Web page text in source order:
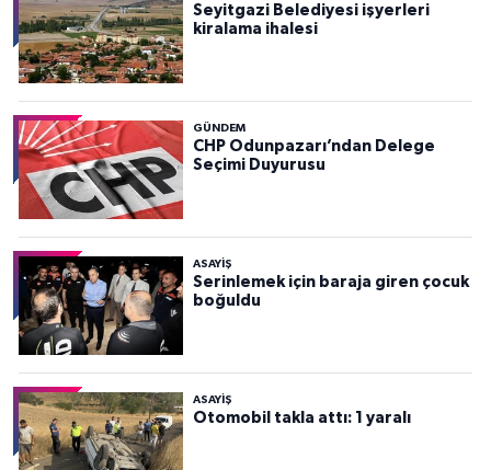
Seyitgazi Belediyesi işyerleri
kiralama ihalesi
GÜNDEM
CHP Odunpazarı’ndan Delege
Seçimi Duyurusu
ASAYİŞ
Serinlemek için baraja giren çocuk
boğuldu
ASAYİŞ
Otomobil takla attı: 1 yaralı